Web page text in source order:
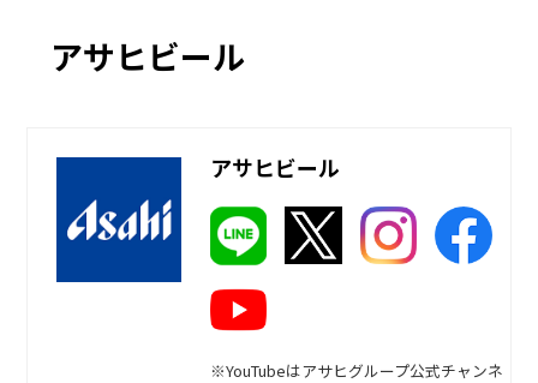
アサヒビール
アサヒビール
※YouTubeはアサヒグループ公式チャンネ